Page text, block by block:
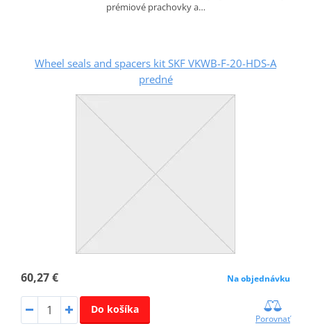
prémiové prachovky a…
Wheel seals and spacers kit SKF VKWB-F-20-HDS-A
predné
60,27 € Na objednávku
Do košíka
Porovnať